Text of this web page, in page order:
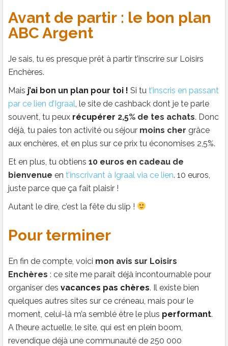
Avant de partir : le bon plan
ABC Argent
Je sais, tu es presque prêt à partir t’inscrire sur Loisirs
Enchères.
Mais j’ai bon un plan pour toi ! Si tu t’inscris en passant
par ce lien d’Igraal , le site de cashback dont je te parle
souvent, tu peux récupérer 2,5% de tes achats. Donc
déjà, tu paies ton activité ou séjour moins cher grâce
aux enchères, et en plus sur ce prix tu économises 2,5%.
Et en plus, tu obtiens 10 euros en cadeau de
bienvenue en t’inscrivant à Igraal via ce lien. 10 euros,
juste parce que ça fait plaisir !
Autant le dire, c’est la fête du slip !
Pour terminer
En fin de compte, voici mon avis sur Loisirs
Enchères : ce site me paraît déjà incontournable pour
organiser des vacances pas chères. Il existe bien
quelques autres sites sur ce créneau, mais pour le
moment, celui-là m’a semblé être le plus performant.
A l’heure actuelle, le site, qui est en plein boom,
revendique déjà une communauté de 250 000